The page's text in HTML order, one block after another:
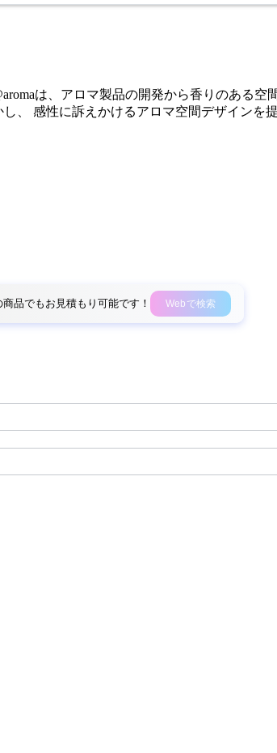
は、アロマ製品の開発から香りのある
、 感性に訴えかけるアロマ空間デザインを
品でもお見積もり可能です！ Webで検索